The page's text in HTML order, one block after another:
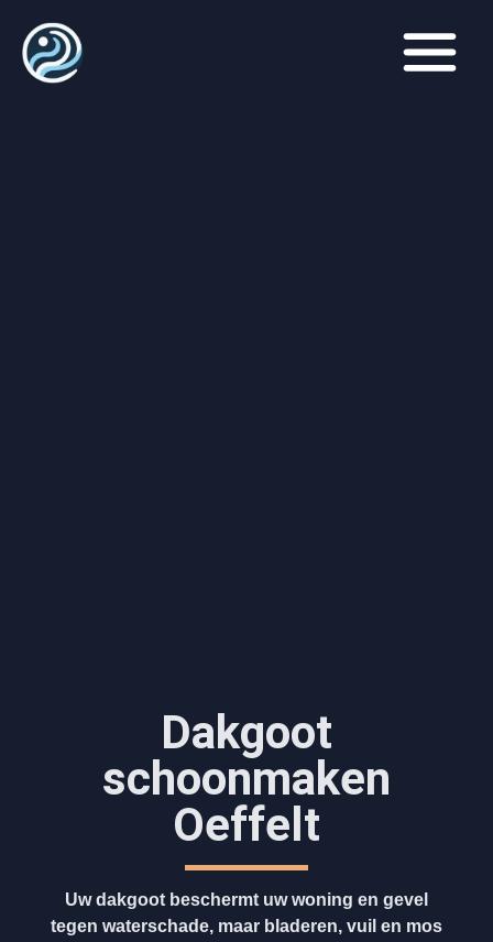
Dakgoot
schoonmaken​
Oeffelt
Uw dakgoot beschermt uw woning en gevel
tegen waterschade, maar bladeren, vuil en mos